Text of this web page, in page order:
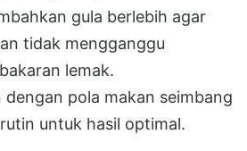
gula berlebih agar
tidak mengganggu
lemak.
dengan pola makan seimbang
untuk hasil optimal.